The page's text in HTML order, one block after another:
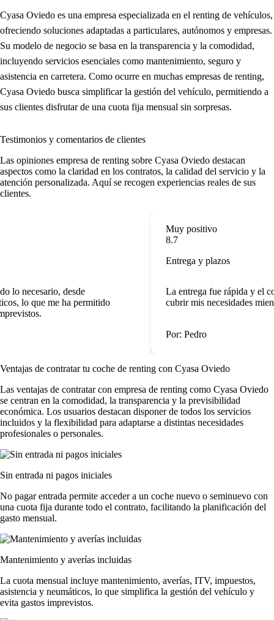
Cyasa Oviedo es una empresa especializada en el renting de vehículos,
ofreciendo soluciones adaptadas a particulares, autónomos y empresas.
Su modelo de negocio se basa en la transparencia y la comodidad,
incluyendo servicios esenciales como mantenimiento, seguro y
asistencia en carretera. Como ocurre en muchas empresas de renting,
Cyasa Oviedo busca simplificar la gestión del vehículo, permitiendo a
sus clientes disfrutar de una cuota fija mensual sin sorpresas.
Testimonios y comentarios de clientes
Las opiniones empresa de renting sobre Cyasa Oviedo destacan
aspectos como la claridad en los contratos, la calidad del servicio y la
atención personalizada. Aquí se recogen experiencias reales de sus
clientes.
lo necesario, desde
lo que me ha permitido
Muy positivo
8.7
Entrega y plazos
La entrega fue rápida y el
cubrir mis necesidades
Por: Pedro
Ventajas de contratar tu coche de renting con Cyasa Oviedo
Las ventajas de contratar con empresa de renting como Cyasa Oviedo
se centran en la comodidad, la transparencia y la previsibilidad
económica. Los usuarios destacan disponer de todos los servicios
incluidos y la flexibilidad para adaptarse a distintas necesidades
profesionales o personales.
Sin entrada ni pagos iniciales
No pagar entrada permite acceder a un coche nuevo o seminuevo con
una cuota fija durante todo el contrato, facilitando la planificación del
gasto mensual.
Mantenimiento y averías incluidas
La cuota mensual incluye mantenimiento, averías, ITV, impuestos,
asistencia y neumáticos, lo que simplifica la gestión del vehículo y
evita gastos imprevistos.